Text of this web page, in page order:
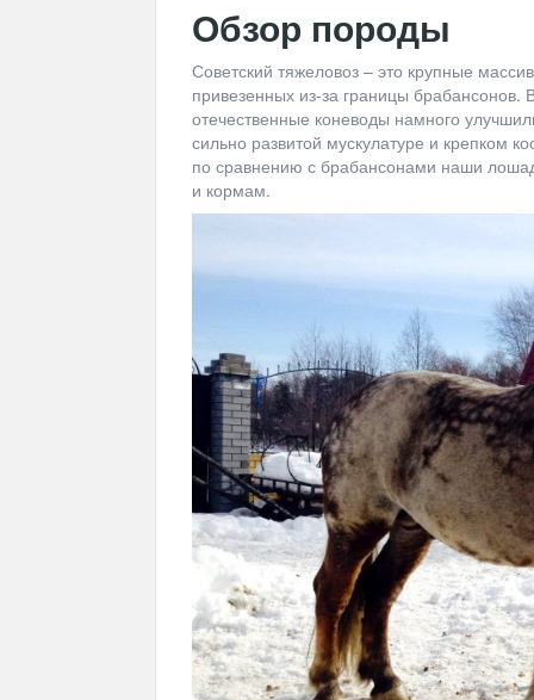
Обзор породы
Советский тяжеловоз – это крупные
привезенных из-за границы брабансонов.
отечественные коневоды намного
сильно развитой мускулатуре и крепком
по сравнению с брабансонами наши
и кормам.